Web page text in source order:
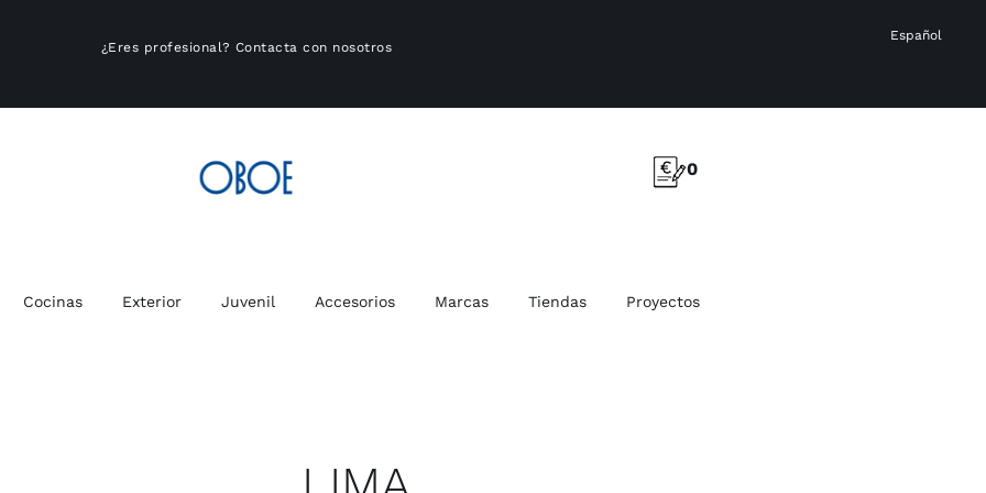
¿Eres profesional? Contacta con nosotros
Español
0
Cocinas Exterior Juvenil Accesorios Marcas Tiendas Proyectos